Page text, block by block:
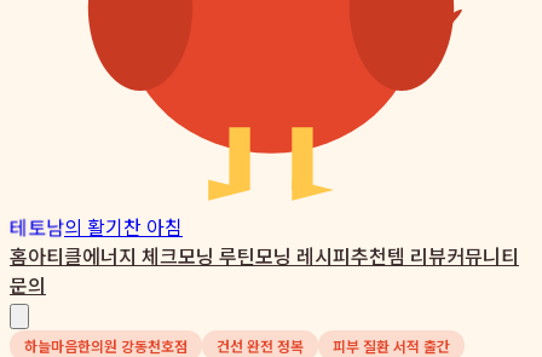
테토남의 활기찬 아침
홈아티클에너지 체크모닝 루틴모닝 레시피추천템 리뷰커뮤니티
문의
하늘마음한의원 강동천호점 건선 완전 정복
피부 질환 서적 출간